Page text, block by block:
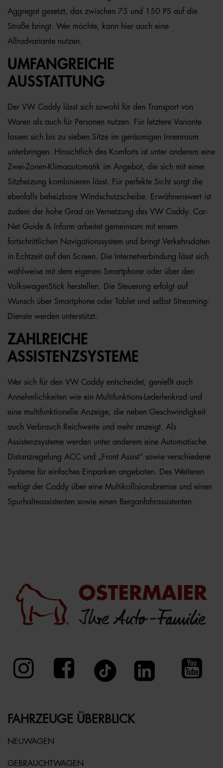
Aggregat gesetzt, das zwischen 75 und 150 PS auf die
Straße bringt. Wer möchte, kann hier auch eine
Allradvariante nutzen.
UMFANGREICHE
AUSSTATTUNG
Der VW Caddy lässt sich sowohl für den Transport von
Waren als auch für Personen nutzen. Für letztere Variante
lassen sich bis zu sieben Sitze im geräumigen Innenraum
unterbringen. Hinsichtlich des Komforts ist unter anderem eine
Zwei-Zonen-Klimaautomatik im Angebot, die sich mit einer
Sitzheizung kombinieren lässt. Für perfekte Sicht sorgt die
ebenfalls beheizbare Windschutzscheibe. Erwähnenswert ist
zudem der hohe Grad an Vernetzung des VW Caddy. Car-
Net Guide & Inform arbeitet gemeinsam mit einem
fortschrittlichen Navigationssystem und bringt Verkehrsdaten
in Echtzeit auf den Screen. Die Internetverbindung lässt sich
wahlweise mit dem eigenen Smartphone oder über den
VolkswagenStick herstellen. Die Steuerung erfolgt auf
Wunsch über Smartphone oder Tablet und selbst Streaming-
Dienste werden unterstützt.
ZAHLREICHE
ASSISTENZSYSTEME
Wer sich für den VW Caddy entscheidet, genießt auch
Annehmlichkeiten wie ein Multifunktions-Lederlenkrad und
eine multifunktionelle Anzeige, die neben Geschwindigkeit
auch Verbrauch Reichweite und mehr anzeigt. Als
Assistenzsysteme werden unter anderem eine Automatische
Distanzregelung ACC und „Front Assist“ sowie verschiedene
Systeme für einfaches Einparken angeboten. Des Weiteren
verfügt der Caddy über eine Multikollisionsbremse und einen
Spurhalteassistenten sowie einen Berganfahrassistenten.
FAHRZEUGE ÜBERBLICK
NEUWAGEN
GEBRAUCHTWAGEN